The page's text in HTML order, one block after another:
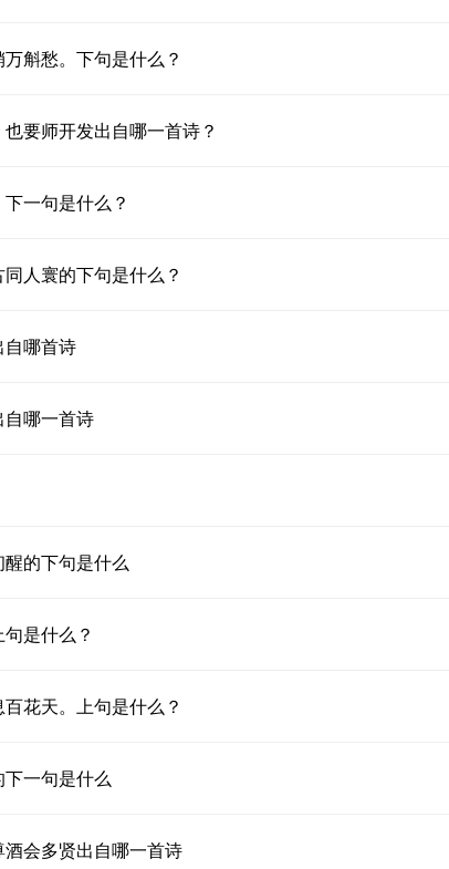
斛愁。下句是什么？
要师开发出自哪一首诗？
一句是什么？
人寰的下句是什么？
自哪首诗
哪一首诗
的下句是什么
是什么？
花天。上句是什么？
一句是什么
会多贤出自哪一首诗